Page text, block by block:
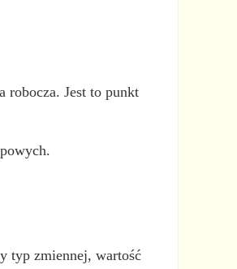
robocza. Jest to punkt
typ zmiennej, wartość